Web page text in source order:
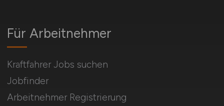
Für Arbeitnehmer
Kraftfahrer Jobs suchen
Jobfinder
Arbeitnehmer Registrierung